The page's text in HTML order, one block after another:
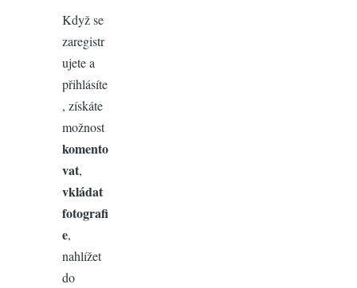
Když se
zaregistr
ujete a
přihlásíte
, získáte
možnost
komento
vat,
vkládat
fotografi
e,
nahlížet
do